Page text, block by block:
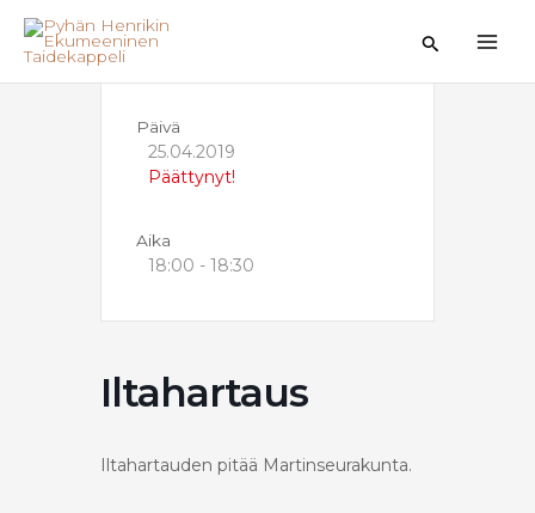
sisältöön
Hae
Päivä
25.04.2019
Päättynyt!
Aika
18:00 - 18:30
Iltahartaus
Iltahartauden pitää Martinseurakunta.